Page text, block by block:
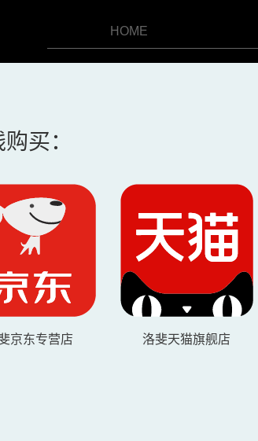
HOME
买：
京东专营店 洛斐天猫旗舰店